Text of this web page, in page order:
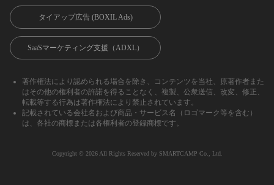
タイアップ広告 (BOXIL Ads)
SaaSマーケティング支援（ADXL）
著作権法により認められる場合を除き、コンテンツを当社、原著作者また
はその他の権利者の許諾を得ることなく、複製、公衆送信、改変、修正、
転載等する行為は著作権法により禁止されています。
記載されている会社名および商品・サービス名（ロゴマーク等を含む）
は、各社の商標または各権利者の登録商標です。
Copyright ©︎ 2026 All Rights Reserved by SMARTCAMP Co., Ltd.